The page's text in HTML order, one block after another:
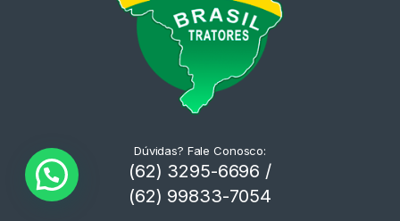
Dúvidas? Fale Conosco:
(62) 3295-6696 /
(62) 99833-7054